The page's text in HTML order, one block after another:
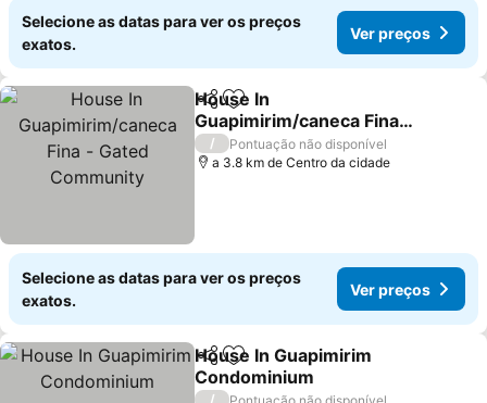
Selecione as datas para ver os preços
exatos.
Ver preços
PartilharAdicionar aos favoritos
House In
Guapimirim/caneca Fina -
Gated Community
/
Pontuação não disponível
a 3.8 km de Centro da cidade
Selecione as datas para ver os preços
exatos.
Ver preços
PartilharAdicionar aos favoritos
House In Guapimirim
Condominium
/ Pontuação não disponível